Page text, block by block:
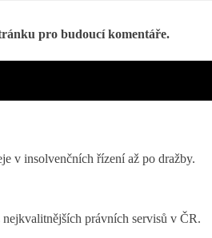
pro budoucí komentáře.
v insolvenčních řízení až po dražby.
právních servisů v ČR.